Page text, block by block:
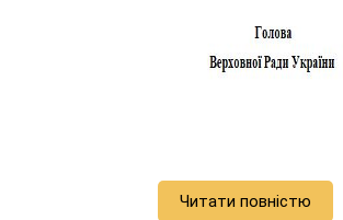
Читати повністю